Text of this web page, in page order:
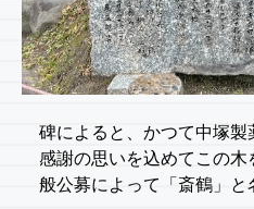
碑によると、かつて中塚
感謝の思いを込めてこの
般公募によって「斎鶴」と